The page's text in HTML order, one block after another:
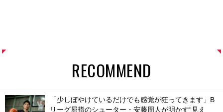
RECOMMEND
「少しぼやけているだけでも感覚が狂ってきます」B
リーグ屈指のシューター・安藤周人が明かす“見え